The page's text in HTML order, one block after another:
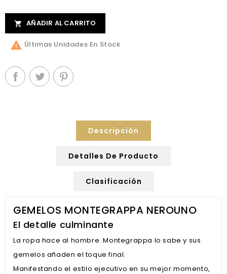
 AÑADIR AL CARRITO
 Últimas Unidades En Stock
Descripción
Detalles De Producto
Clasificación
GEMELOS MONTEGRAPPA NEROUNO
El detalle culminante
La ropa hace al hombre. Montegrappa lo sabe y sus
gemelos añaden el toque final.
Manifestando el estilo ejecutivo en su mejor momento,